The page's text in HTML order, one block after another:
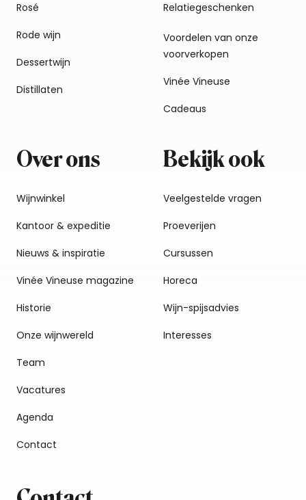
Rosé
Rode wijn
Dessertwijn
Distillaten
Relatiegeschenken
Voordelen van onze
voorverkopen
Vinée Vineuse
Cadeaus
Over ons
Wijnwinkel
Kantoor & expeditie
Nieuws & inspiratie
Vinée Vineuse magazine
Historie
Onze wijnwereld
Team
Vacatures
Agenda
Contact
Bekijk ook
Veelgestelde vragen
Proeverijen
Cursussen
Horeca
Wijn-spijsadvies
Interesses